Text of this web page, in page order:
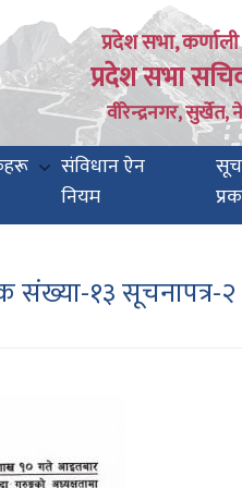
प्रदेश सभा,
प्रदेश सभा
वीरेन्द्रनगर, सुर्खेत,
संविधान ऐन
नियम
संख्या-१३ सूचनापत्र-